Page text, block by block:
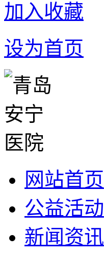
加入收藏
设为首页
网站首页
公益活动
新闻资讯